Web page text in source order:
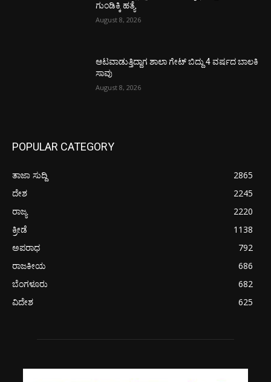
ಗುಂಡಿಕ್ಕಿ ಹತ್ಯೆ
August 8, 2026
ಆಟವಾಡುತ್ತಿದ್ದಾಗ ಶಾಲಾ ಗೇಟ್‌ ಬಿದ್ದು 4 ವರ್ಷದ ಬಾಲಕಿ
ಸಾವು
August 8, 2026
POPULAR CATEGORY
ತಾಜಾ ಸುದ್ದಿ
2865
ದೇಶ
2245
ರಾಜ್ಯ
2220
ಕ್ರೀಡೆ
1138
ಅಪರಾಧ
792
ರಾಜಕೀಯ
686
ಬೆಂಗಳೂರು
682
ವಿದೇಶ
625